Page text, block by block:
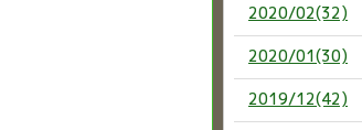
2020/02(32)
2020/01(30)
2019/12(42)